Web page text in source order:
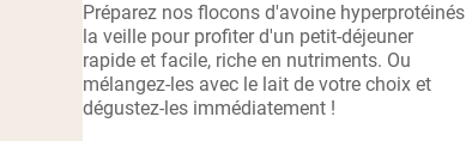
Préparez nos flocons d'avoine hyperprotéinés
la veille pour profiter d'un petit-déjeuner
rapide et facile, riche en nutriments. Ou
mélangez-les avec le lait de votre choix et
dégustez-les immédiatement !
Shipping Country: